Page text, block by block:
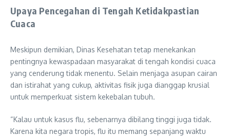
Upaya Pencegahan di Tengah Ketidakpastian
Cuaca
Meskipun demikian, Dinas Kesehatan tetap menekankan
pentingnya kewaspadaan masyarakat di tengah kondisi cuaca
yang cenderung tidak menentu. Selain menjaga asupan cairan
dan istirahat yang cukup, aktivitas fisik juga dianggap krusial
untuk memperkuat sistem kekebalan tubuh.
“Kalau untuk kasus flu, sebenarnya dibilang tinggi juga tidak.
Karena kita negara tropis, flu itu memang sepanjang waktu